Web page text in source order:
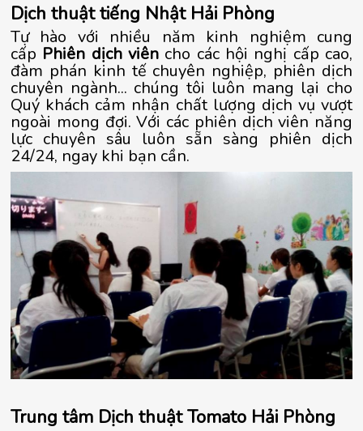
Dịch thuật tiếng Nhật Hải Phòng
Tự hào với nhiều năm kinh nghiệm cung
cấp Phiên dịch viên cho các hội nghị cấp cao,
đàm phán kinh tế chuyên nghiệp, phiên dịch
chuyên ngành... chúng tôi luôn mang lại cho
Quý khách cảm nhận chất lượng dịch vụ vượt
ngoài mong đợi. Với các phiên dịch viên năng
lực chuyên sâu luôn sẵn sàng phiên dịch
24/24, ngay khi bạn cần.
Trung tâm Dịch thuật Tomato Hải Phòng